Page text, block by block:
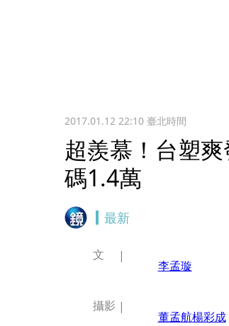
2017.01.12 22:10臺北時間
超羨慕！台塑
碼1.4萬
最新
文
李孟璇
攝影
董孟航楊彩成